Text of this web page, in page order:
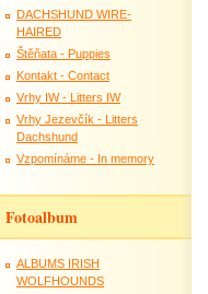
DACHSHUND WIRE-
HAIRED
Štěňata - Puppies
Kontakt - Contact
Vrhy IW - Litters IW
Vrhy Jezevčík - Litters
Dachshund
Vzpomínáme - In memory
Fotoalbum
ALBUMS IRISH
WOLFHOUNDS